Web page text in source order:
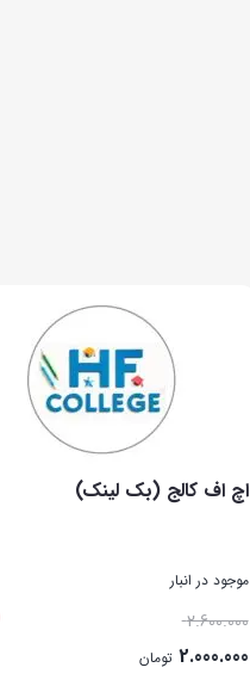
اچ اف کالج (بک لینک)
موجود در انبار
2.600.000
2.000.000 تومان